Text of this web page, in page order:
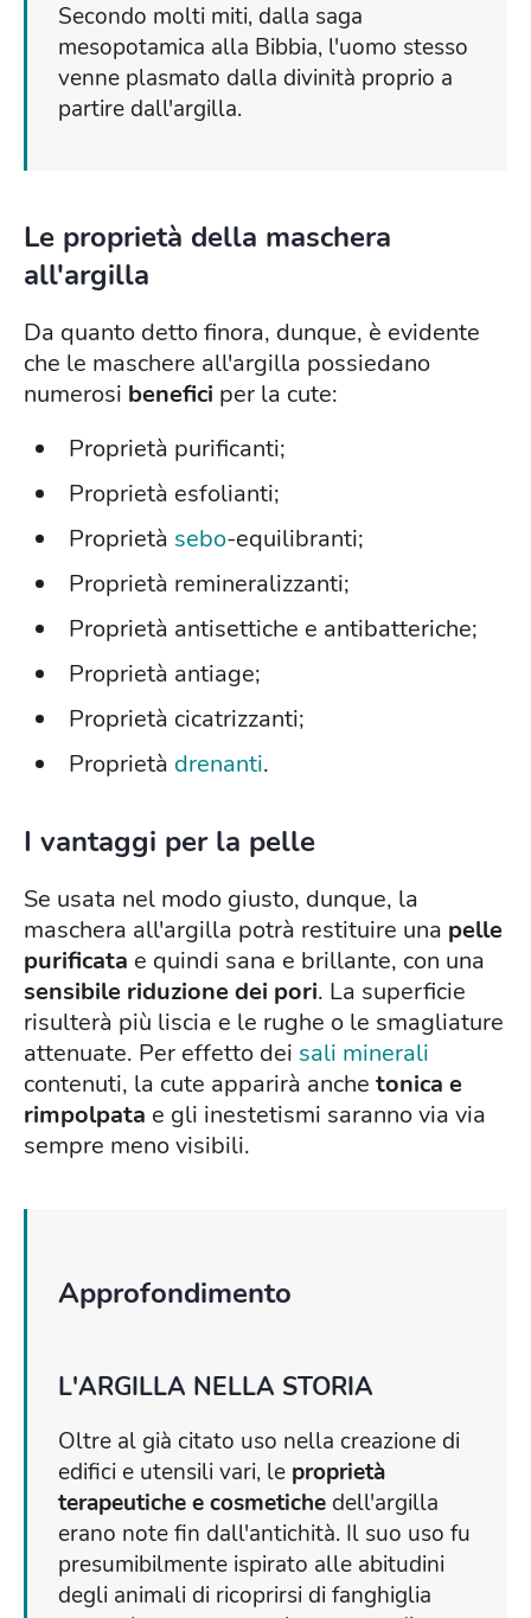
Secondo molti miti, dalla saga
mesopotamica alla Bibbia, l'uomo stesso
venne plasmato dalla divinità proprio a
partire dall'argilla.
Le proprietà della maschera
all'argilla
Da quanto detto finora, dunque, è evidente
che le maschere all'argilla possiedano
numerosi benefici per la cute:
Proprietà purificanti;
Proprietà esfolianti;
Proprietà sebo-equilibranti;
Proprietà remineralizzanti;
Proprietà antisettiche e antibatteriche;
Proprietà antiage;
Proprietà cicatrizzanti;
Proprietà drenanti.
I vantaggi per la pelle
Se usata nel modo giusto, dunque, la
maschera all'argilla potrà restituire una pelle
purificata e quindi sana e brillante, con una
sensibile riduzione dei pori. La superficie
risulterà più liscia e le rughe o le smagliature
attenuate. Per effetto dei sali minerali
contenuti, la cute apparirà anche tonica e
rimpolpata e gli inestetismi saranno via via
sempre meno visibili.
Approfondimento
L'ARGILLA NELLA STORIA
Oltre al già citato uso nella creazione di
edifici e utensili vari, le proprietà
terapeutiche e cosmetiche dell'argilla
erano note fin dall'antichità. Il suo uso fu
presumibilmente ispirato alle abitudini
degli animali di ricoprirsi di fanghiglia